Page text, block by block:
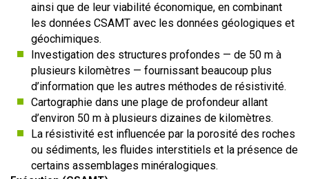
ainsi que de leur viabilité économique, en combinant
les données CSAMT avec les données géologiques et
géochimiques.
Investigation des structures profondes — de 50 m à
plusieurs kilomètres — fournissant beaucoup plus
d’information que les autres méthodes de résistivité.
Cartographie dans une plage de profondeur allant
d’environ 50 m à plusieurs dizaines de kilomètres.
La résistivité est influencée par la porosité des roches
ou sédiments, les fluides interstitiels et la présence de
certains assemblages minéralogiques.